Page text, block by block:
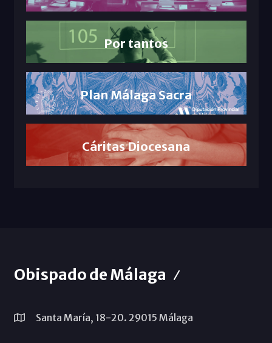
Por tantos
Plan Málaga Sacra
Cáritas Diocesana
Obispado de Málaga
Santa María, 18-20. 29015 Málaga